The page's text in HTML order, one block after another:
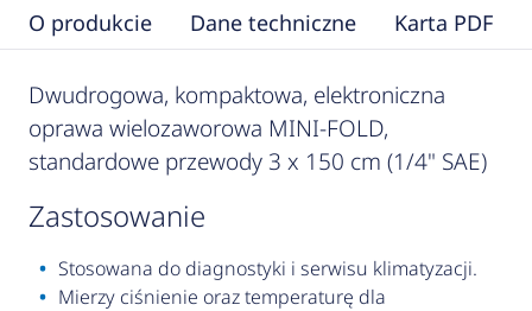
O produkcie Dane techniczne Karta PDF
Dwudrogowa, kompaktowa, elektroniczna
oprawa wielozaworowa MINI-FOLD,
standardowe przewody 3 x 150 cm (1/4" SAE)
zastosowanie
Stosowana do diagnostyki i serwisu klimatyzacji.
Mierzy ciśnienie oraz temperaturę dla